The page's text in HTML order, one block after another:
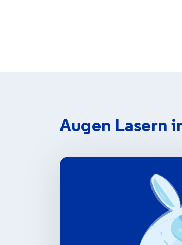
Augen Lasern